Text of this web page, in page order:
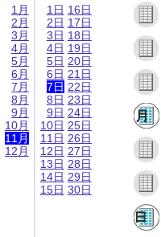
1月
2月
3月
4月
5月
6月
7月
8月
9月
10月
11月
12月
1日
2日
3日
4日
5日
6日
7日
8日
9日
10日
11日
12日
13日
14日
15日
16日
17日
18日
19日
20日
21日
22日
23日
24日
25日
26日
27日
28日
29日
30日